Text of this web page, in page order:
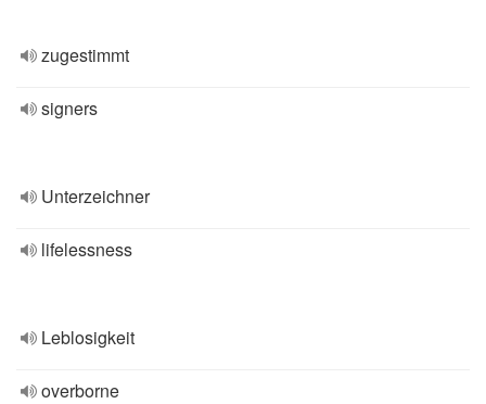
zugestimmt
signers
Unterzeichner
lifelessness
Leblosigkeit
overborne